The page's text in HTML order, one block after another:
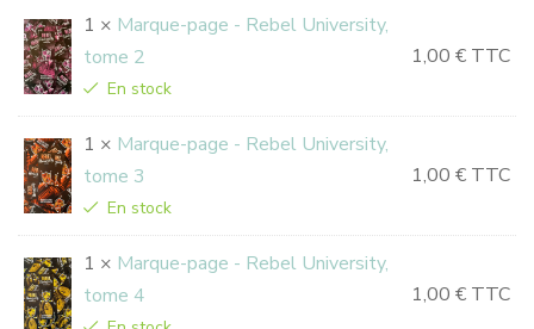
1 × Marque-page - Rebel University,
tome 2
En stock
1,00 € TTC
1 × Marque-page - Rebel University,
tome 3
En stock
1,00 € TTC
1 × Marque-page - Rebel University,
tome 4
1,00 € TTC